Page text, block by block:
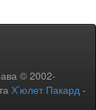
© 2002-
Х’юлет Пакард -